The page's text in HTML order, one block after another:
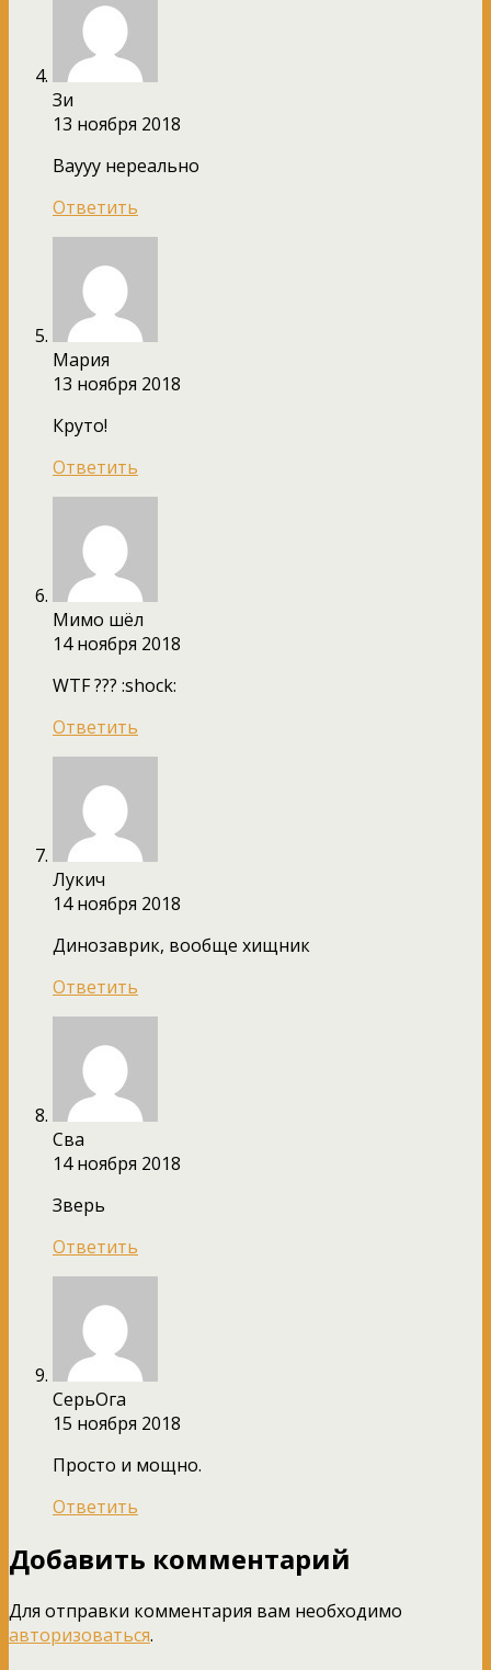
Зи
13 ноября 2018
Ваууу нереально
Ответить
Мария
13 ноября 2018
Круто!
Ответить
Мимо шёл
14 ноября 2018
WTF ??? :shock:
Ответить
Лукич
14 ноября 2018
Динозаврик, вообще хищник
Ответить
Сва
14 ноября 2018
Зверь
Ответить
СерьОга
15 ноября 2018
Просто и мощно.
Ответить
Добавить комментарий
Для отправки комментария вам необходимо
авторизоваться.